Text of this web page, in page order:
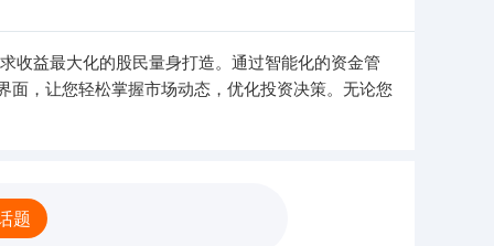
收益最大化的股民量身打造。通过智能化的资金管
，让您轻松掌握市场动态，优化投资决策。无论您
题